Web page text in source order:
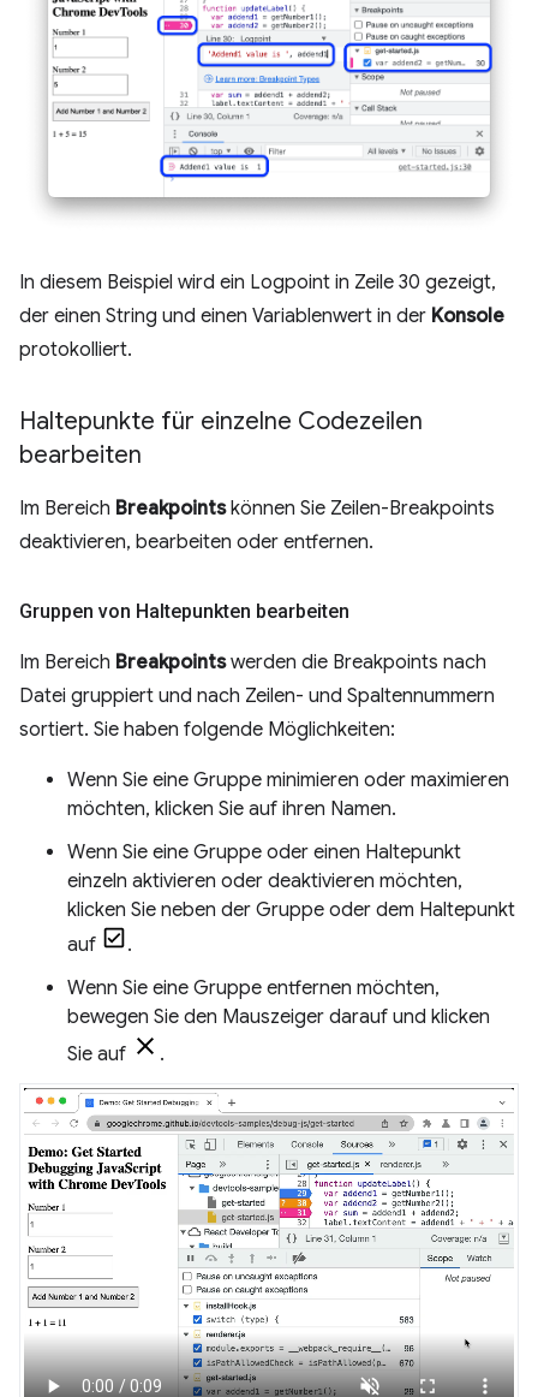
In diesem Beispiel wird ein Logpoint in Zeile 30 gezeigt,
der einen String und einen Variablenwert in der Konsole
protokolliert.
Haltepunkte für einzelne Codezeilen
bearbeiten
Im Bereich Breakpointskönnen Sie Zeilen-Breakpoints
deaktivieren, bearbeiten oder entfernen.
Gruppen von Haltepunkten bearbeiten
Im Bereich Breakpointswerden die Breakpoints nach
Datei gruppiert und nach Zeilen- und Spaltennummern
sortiert. Sie haben folgende Möglichkeiten:
Wenn Sie eine Gruppe minimieren oder maximieren
möchten, klicken Sie auf ihren Namen.
Wenn Sie eine Gruppe oder einen Haltepunkt
einzeln aktivieren oder deaktivieren möchten,
klicken Sie neben der Gruppe oder dem Haltepunkt
auf
.
Wenn Sie eine Gruppe entfernen möchten,
bewegen Sie den Mauszeiger darauf und klicken
Sie auf
.